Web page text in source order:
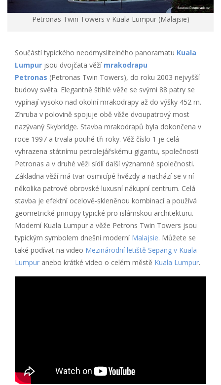
Petronas Twin Towers v Kuala Lumpur (Malajsie)
Součástí typického neodmyslitelného panoramatu Kuala
Lumpur jsou dvojčata věží mrakodrapu
Petronas (Petronas Twin Towers), do roku 2003 nejvyšší
budovy světa. Elegantně štíhlé věže se svými 88 patry se
vypínají vysoko nad okolní mrakodrapy až do výšky 452 m.
Zhruba v polovině spojuje obě věže dvoupatrový most
nazývaný Skybridge. Stavba mrakodrapů byla dokončena v
roce 1997 a trvala pouhé tři roky. Věž číslo 1 je celá
vyhrazena státnímu petrolejářskému gigantu, společnosti
Petronas a v druhé věži sídlí další významné společnosti.
Základna věží má tvar osmicípé hvězdy a nachází se v ní
několika patrové obrovské luxusní nákupní centrum. Celá
stavba je efektní ocelově-skleněnou kombinací a používá
geometrické principy typické pro islámskou architekturu.
Moderní Kuala Lumpur a věže Petrons Twin Towers jsou
typickým symbolem dnešní moderní Malajsie. Můžete se
také podívat na video Mezinárodní letiště Sepang v Kuala
Lumpur anebo krátké video o celém městě Kuala Lumpur.